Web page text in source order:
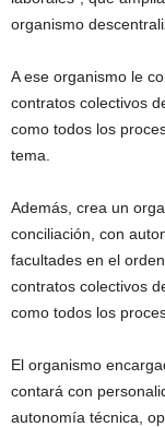
organismo
A ese organismo le
contratos colectivos
como todos los
tema.
Además, crea un
conciliación, con
facultades en el
contratos colectivos
como todos los
El organismo
contará con
autonomía técnica,